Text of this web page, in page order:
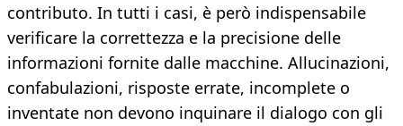
contributo. In tutti i casi, è però indispensabile
verificare la correttezza e la precisione delle
informazioni fornite dalle macchine. Allucinazioni,
confabulazioni, risposte errate, incomplete o
inventate non devono inquinare il dialogo con gli